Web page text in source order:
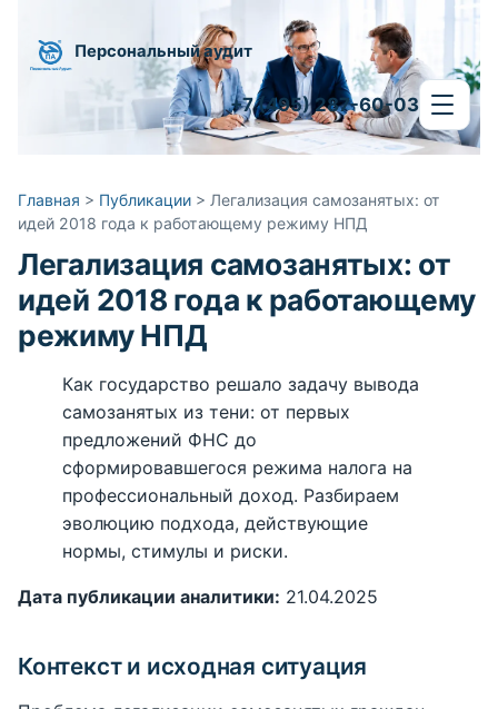
Персональный аудит
+7 (495) 287-60-03
Главная > Публикации > Легализация самозанятых: от
идей 2018 года к работающему режиму НПД
Легализация самозанятых: от
идей 2018 года к работающему
режиму НПД
Как государство решало задачу вывода
самозанятых из тени: от первых
предложений ФНС до
сформировавшегося режима налога на
профессиональный доход. Разбираем
эволюцию подхода, действующие
нормы, стимулы и риски.
Дата публикации аналитики: 21.04.2025
Контекст и исходная ситуация